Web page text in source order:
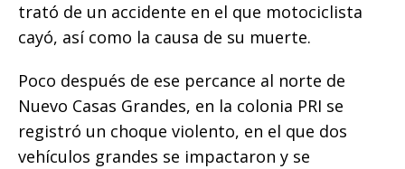
trató de un accidente en el que motociclista
cayó, así como la causa de su muerte.
Poco después de ese percance al norte de
Nuevo Casas Grandes, en la colonia PRI se
registró un choque violento, en el que dos
vehículos grandes se impactaron y se